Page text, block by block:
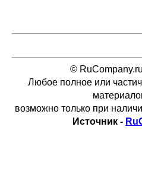
©
Любое полное или
возможно только при
Источник -